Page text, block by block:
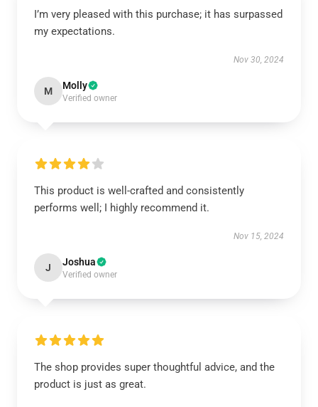
I’m very pleased with this purchase; it has surpassed
my expectations.
Nov 30, 2024
M Molly
Verified owner
This product is well-crafted and consistently
performs well; I highly recommend it.
Nov 15, 2024
J Joshua
Verified owner
The shop provides super thoughtful advice, and the
product is just as great.